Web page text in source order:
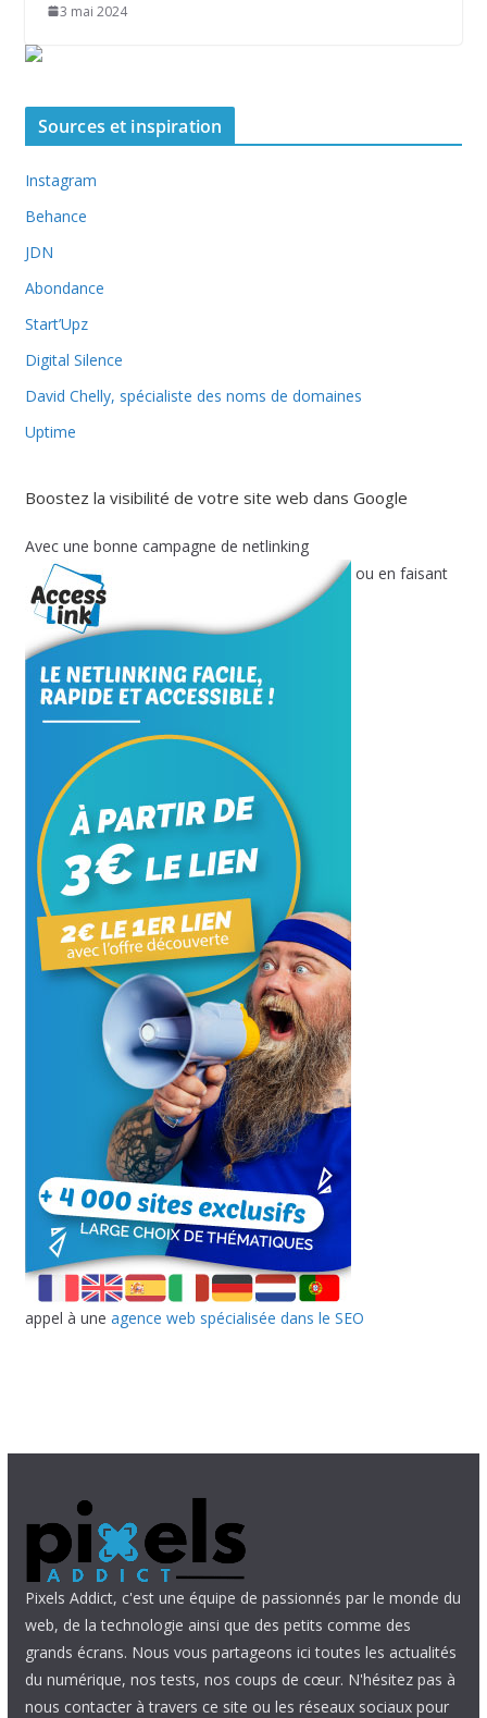
3 mai 2024
Sources et inspiration
Instagram
Behance
JDN
Abondance
Start’Upz
Digital Silence
David Chelly, spécialiste des noms de domaines
Uptime
Boostez la visibilité de votre site web dans Google
Avec une bonne campagne de netlinking
ou en faisant
appel à une agence web spécialisée dans le SEO
Pixels Addict, c'est une équipe de passionnés par le monde du
web, de la technologie ainsi que des petits comme des
grands écrans. Nous vous partageons ici toutes les actualités
du numérique, nos tests, nos coups de cœur. N'hésitez pas à
nous contacter à travers ce site ou les réseaux sociaux pour